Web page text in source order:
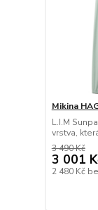
Mikina
L.I.M
vrstva,
3 490 Kč
3 001
2 480 Kč